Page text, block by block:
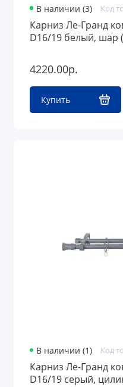
В наличии (3) Код
Карниз Ле-Гранд
D16/19 белый, шар
4220.00р.
Купить
В наличии (1) Код
Карниз Ле-Гранд
D16/19 серый,